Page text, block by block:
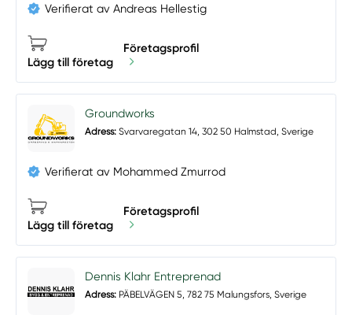
Verifierat av Andreas Hellestig
Lägg till företag
Företagsprofil
Groundworks
Adress: Svarvaregatan 14, 302 50 Halmstad, Sverige
Verifierat av Mohammed Zmurrod
Lägg till företag
Företagsprofil
Dennis Klahr Entreprenad
Adress: PÄBELVÄGEN 5, 782 75 Malungsfors, Sverige